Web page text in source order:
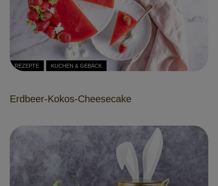
REZEPTE KUCHEN & GEBÄCK
Erdbeer-Kokos-Cheesecake